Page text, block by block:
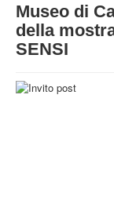
STRUTTURA
ATTIVITA'
Museo di
della
SENSI